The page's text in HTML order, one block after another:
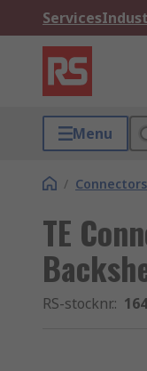
Services
Menu
/ Connectors
TE
RS-stocknr.: